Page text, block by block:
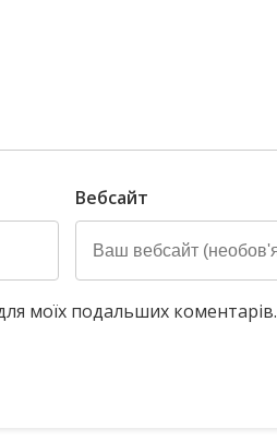
Вебсайт
моїх подальших коментарів.